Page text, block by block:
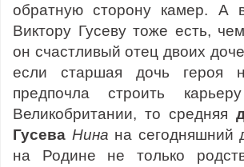
обратную сторону камер. А
Виктору Гусеву тоже есть,
он счастливый отец двоих
если старшая дочь героя
предпочла строить
Великобритании, то средняя
Гусева Нина на сегодняшний
на Родине не только